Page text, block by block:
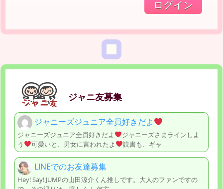
ジャニ友募集
ジャニーズジュニア全員好きだよ
ジャニーズジュニア全員好きだよ
ジャニーズさまラインしよ
う
可愛いと、男女に言われたよ 読書も、ギャ
LINEでのお友達募集
Hey! Say! JUMPの山田涼介くん推しです。大人のファンですの